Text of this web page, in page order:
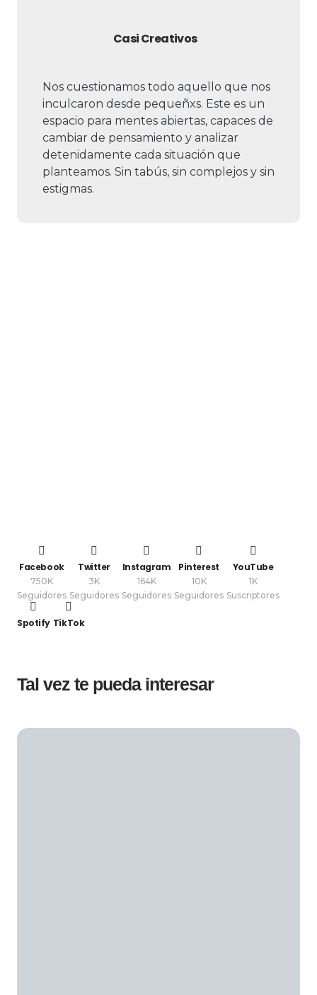
Casi Creativos
Nos cuestionamos todo aquello que nos
inculcaron desde pequeñxs. Este es un
espacio para mentes abiertas, capaces de
cambiar de pensamiento y analizar
detenidamente cada situación que
planteamos. Sin tabús, sin complejos y sin
estigmas.
Facebook
750K
Seguidores
Twitter
3K
Seguidores
Instagram
164K
Seguidores
Pinterest
10K
Seguidores
YouTube
1K
Suscriptores
Spotify TikTok
Tal vez te pueda interesar